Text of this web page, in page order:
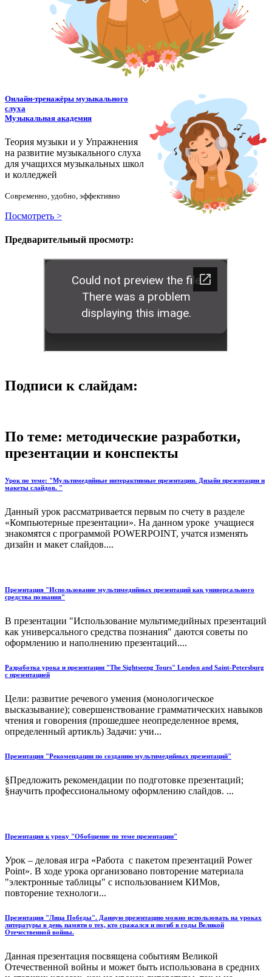
Онлайн-тренажёры музыкального
слуха
Музыкальная академия
Теория музыки и у Упражнения
на развитие музыкального слуха
для учащихся музыкальных школ
и колледжей
Современно, удобно, эффективно
Посмотреть >
Предварительный просмотр:
Подписи к слайдам:
По теме: методические разработки,
презентации и конспекты
Урок по теме: "Мультимедийные интерактивные презентации. Дизайн презентации и
макеты слайдов. "
Данный урок рассматривается первым по счету в разделе
«Компьютерные презентации». На данном уроке учащиеся
знакомятся с программой POWERPOINT, учатся изменять
дизайн и макет слайдов....
Презентация "Использование мультимедийных презентаций как универсального
средства познания"
В презентации "Использование мультимедийных презентаций
как универсального средства познания" даются советы по
оформлению и наполнению презентаций....
Разработка урока и презентации "The Sightseeng Tours" London and Saint-Petersburg
c презентацией
Цели: развитие речевого умения (монологическое
высказывание); совершенствование грамматических навыков
чтения и говорения (прошедшее неопределенное время,
определенный артикль) Задачи: учи...
Презентация "Рекомендации по созданию мультимедийных презентаций"
§Предложить рекомендации по подготовке презентаций;
§научить профессиональному оформлению слайдов. ...
Презентация к уроку "Обобщение по теме презентации"
Урок – деловая игра «Работа с пакетом презентаций Power
Point». В ходе урока организовано повторение материала
"электронные таблицы" с использованием КИМов,
повторение технологи...
Презентация "Лица Победы". Данную презентацию можно использовать на уроках
литературы в день памяти о тех, кто сражался и погиб в годы Великой
Отечественной войны.
Данная презентация посвящена событиям Великой
Отечественной войны и может быть использована в средних